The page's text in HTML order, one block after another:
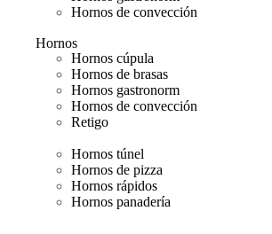
Hornos de convección
Hornos
Hornos cúpula
Hornos de brasas
Hornos gastronorm
Hornos de convección
Retigo
Hornos túnel
Hornos de pizza
Hornos rápidos
Hornos panadería